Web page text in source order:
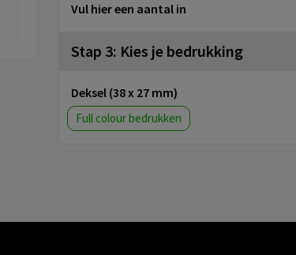
Vul hier een aantal in
Stap 3: Kies je bedrukking
Deksel (38 x 27 mm)
Full colour